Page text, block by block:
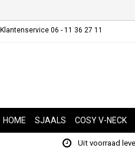
Klantenservice 06 - 11 36 27 11
HOME SJAALS COSY V-NECK
Uit voorraad